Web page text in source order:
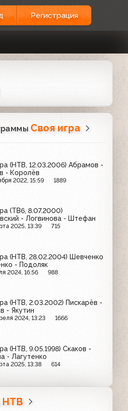
Регистрация
Своя игра
(НТВ, 12.03.2006) Абрамов -
- Королёв
2022, 15:59 1889
(ТВ6, 8.07.2000)
- Логвинова - Штефан
2025, 13:39 715
(НТВ, 28.02.2004) Шевченко
- Подоляк
2024, 16:56 988
(НТВ, 2.03.2002) Пискарёв -
- Якутин
2024, 13:23 1666
(НТВ, 9.05.1998) Скаков -
- Лагутенко
2025, 13:38 614
НТВ